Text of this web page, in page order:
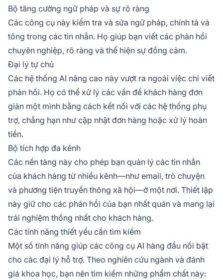
Bộ tăng cường ngữ pháp và sự rõ ràng
Các công cụ này kiểm tra và sửa ngữ pháp, chính tả và
tông trong các tin nhắn. Họ giúp bạn viết các phản hồi
chuyên nghiệp, rõ ràng và thể hiện sự đồng cảm.
Đại lý tự chủ
Các hệ thống AI nâng cao này vượt ra ngoài việc chỉ viết
phản hồi. Họ có thể xử lý các vấn đề khách hàng đơn
giản một mình bằng cách kết nối với các hệ thống phụ
trợ, chẳng hạn như cập nhật đơn hàng hoặc xử lý hoàn
tiền.
Bộ tích hợp đa kênh
Các nền tảng này cho phép bạn quản lý các tin nhắn
của khách hàng từ nhiều kênh—như email, trò chuyện
và phương tiện truyền thông xã hội—ở một nơi. Thiết lập
này giữ cho các phản hồi của bạn nhất quán và mang lại
trải nghiệm thống nhất cho khách hàng.
Các tính năng thiết yếu cần tìm kiếm
Một số tính năng giúp các công cụ AI hàng đầu nổi bật
cho các đại lý hỗ trợ. Theo nghiên cứu ngành và đánh
giá khoa học, bạn nên tìm kiếm những phẩm chất này: